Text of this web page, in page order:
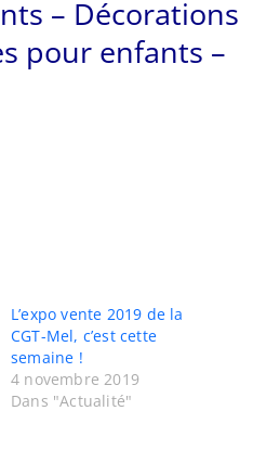
– Décorations
pour enfants –
L’expo vente 2019 de la
CGT-Mel, c’est cette
semaine !
4 novembre 2019
Dans "Actualité"